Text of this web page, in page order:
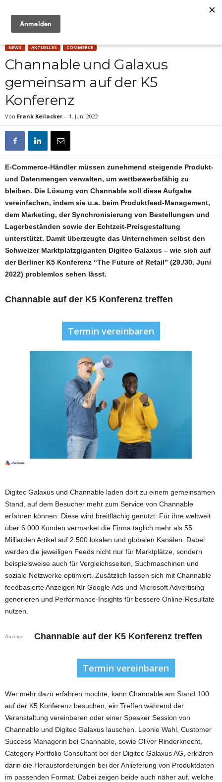
NEWS AKTUELLES COMMERCE
Channable und Galaxus
gemeinsam auf der K5
Konferenz
Von Frank Keilacker - 1. Juni 2022
E-Commerce-Händler müssen zunehmend steigende Produkt-
und Datenmengen verwalten, um wettbewerbsfähig zu
bleiben. Die Lösung von Channable soll diese Aufgabe
vereinfachen, indem sie u.a. beim Produktfeed-Management,
dem Marketing, der Synchronisierung von Bestellungen und
Lagerbeständen sowie der Echtzeit-Preisgestaltung
unterstützt. Damit überzeugte das Unternehmen selbst den
Schweizer Marktplatzgiganten Digitec Galaxus – wie sich auf
der Berliner K5 Konferenz “The Future of Retail” (29./30. Juni
2022) problemlos sehen lässt.
Channable auf der K5 Konferenz treffen
Termin vereinbaren
Digitec Galaxus und Channable laden dort zu einem gemeinsamen
Stand, auf dem Besucher mehr zum Service von Channable
erfahren können. Diese wird breitflächig genutzt: Für ihre weltweit
über 6.000 Kunden vermarket die Firma täglich mehr als 55
Milliarden Artikel auf 2.500 lokalen und globalen Kanälen. Dabei
werden die jeweiligen Feeds nicht nur für Marktplätze, sondern
beispielsweise auch für Vergleichsseiten, Suchmaschinen und
soziale Netzwerke optimiert. Zusätzlich lassen sich mit Channable
feedbasierte Anzeigen für Google Ads und Microsoft Advertising
generieren und Performance-Insights für bessere Online-Resultate
nutzen.
Anzeige Channable auf der K5 Konferenz treffen
Termin vereinbaren
Wer mehr dazu erfahren möchte, kann Channable am Stand 100
auf der K5 Konferenz besuchen, ein Treffen während der
Veranstaltung vereinbaren oder einer Speaker Session von
Channable und Digitec Galaxus lauschen. Leonie Wahl, Customer
Success Managerin bei Channable, sowie Oliver Rinderknecht,
Category Portfolio Consultant bei der Digitec Galaxus AG, erklären
darin die Herausforderungen bei der Anlieferung von Produktdaten
im passenden Format. Dabei zeigen beide auch näher auf, welche